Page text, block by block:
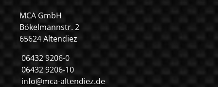
MCA GmbH
Bökelmannstr. 2
65624 Altendiez
06432 9206-0
06432 9206-10
info@mca-altendiez.de